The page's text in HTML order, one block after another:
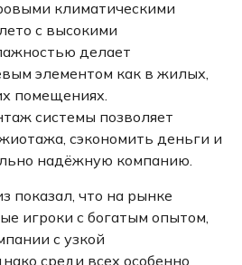
климатическими
с высокими
делает
элементом как в жилых,
помещениях.
системы позволяет
сэкономить деньги и
надёжную компанию.
показал, что на рынке
игроки с богатым опытом,
с узкой
среди всех особенно